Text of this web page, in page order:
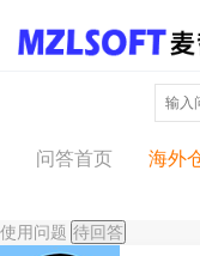
问答中心
问答首页 海外
使用问题 待回答